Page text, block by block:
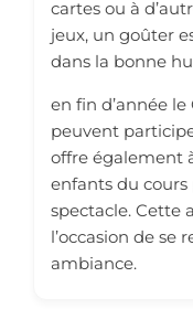
cartes ou à
jeux, un goûter
dans la bonne
en fin d’année
peuvent
offre également
enfants du
spectacle. Cette
l’occasion de se
ambiance.